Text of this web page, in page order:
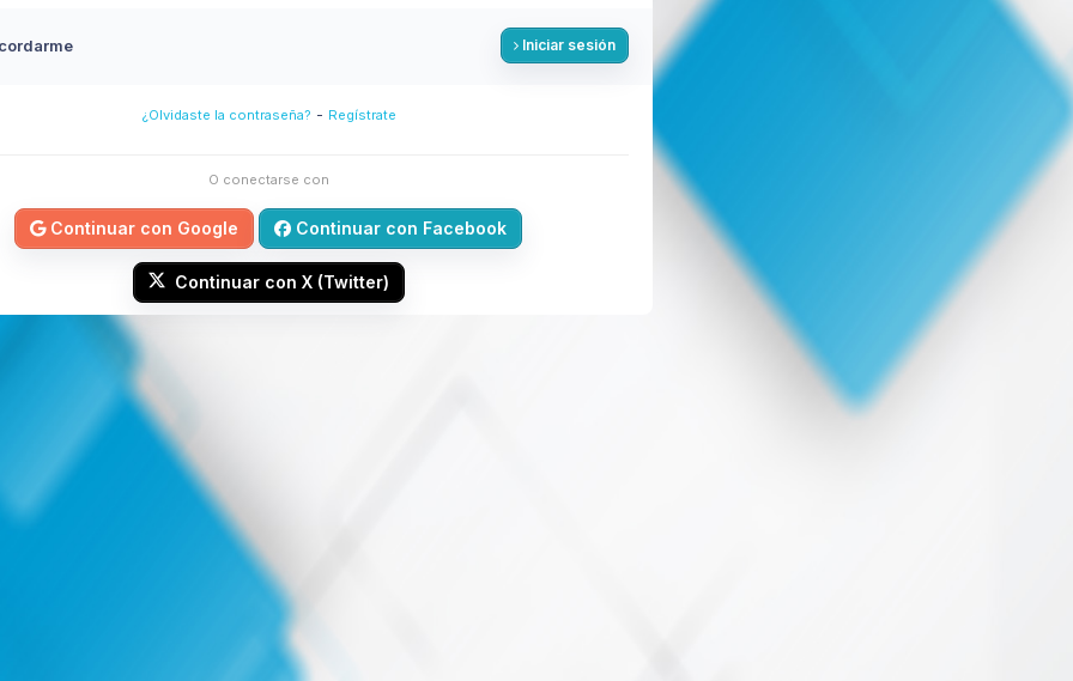
Iniciar sesión
¿Olvidaste la contraseña? - Regístrate
O conectarse con
Continuar con Google Continuar con Facebook
Continuar con X (Twitter)